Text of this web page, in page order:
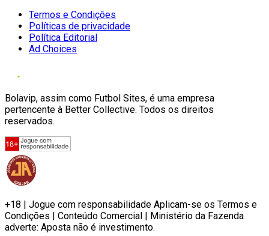
Termos e Condições
Políticas de privacidade
Política Editorial
Ad Choices
Bolavip, assim como Futbol Sites, é uma empresa
pertencente à Better Collective. Todos os direitos
reservados.
+18 | Jogue com responsabilidade Aplicam-se os Termos e
Condições | Conteúdo Comercial | Ministério da Fazenda
adverte: Aposta não é investimento.